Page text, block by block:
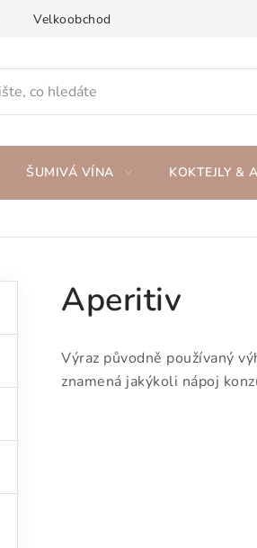
Velkoobchod
ŠUMIVÁ VÍNA KOKTEJLY &
Aperitiv
Výraz původně používaný
znamená jakýkoli nápoj